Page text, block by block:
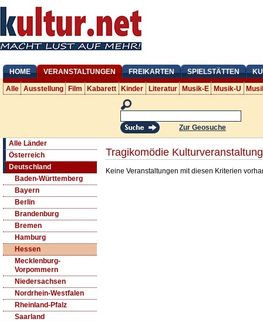
HOME VERANSTALTUNGEN FREIKARTEN SPIELSTÄTTEN
Alle Ausstellung Film Kabarett Kinder Literatur Musik-E Musik-U
Zur Geosuche
Alle Länder
Österreich
Deutschland
Baden-Württemberg
Bayern
Berlin
Brandenburg
Bremen
Hamburg
Hessen
Mecklenburg-
Vorpommern
Niedersachsen
Nordrhein-Westfalen
Rheinland-Pfalz
Saarland
Tragikomödie
Keine Veranstaltungen mit diesen Kriterien